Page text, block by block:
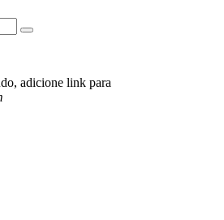
adicione link para